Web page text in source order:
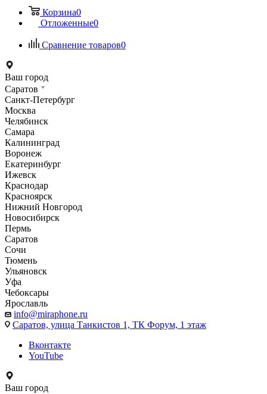
Корзина0
Отложенные0
Сравнение товаров0
Ваш город
Саратов
Санкт-Петербург
Москва
Челябинск
Самара
Калининград
Воронеж
Екатеринбург
Ижевск
Краснодар
Красноярск
Нижний Новгород
Новосибирск
Пермь
Саратов
Сочи
Тюмень
Ульяновск
Уфа
Чебоксары
Ярославль
info@miraphone.ru
Саратов, улица Танкистов 1, ТК Форум, 1 этаж
Вконтакте
YouTube
Ваш город